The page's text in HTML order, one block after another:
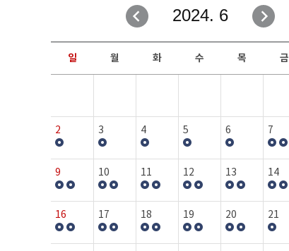
창업지원·교육센터
현장실습/IPP사업단
커뮤니티
일정안내
보도자료
행사갤러리
2024. 6
일 월 화 수 목 금
2 3 4 5 6 7
9 10 11 12 13 14
16 17 18 19 20 21